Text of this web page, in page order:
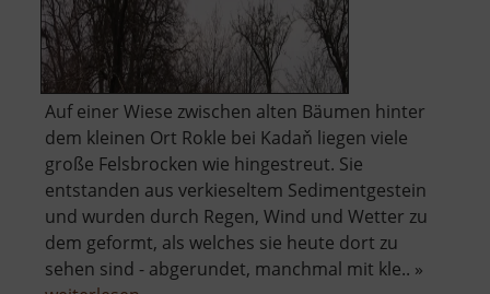
Auf einer Wiese zwischen alten Bäumen hinter
dem kleinen Ort Rokle bei Kadaň liegen viele
große Felsbrocken wie hingestreut. Sie
entstanden aus verkieseltem Sedimentgestein
und wurden durch Regen, Wind und Wetter zu
dem geformt, als welches sie heute dort zu
sehen sind - abgerundet, manchmal mit kle.. »